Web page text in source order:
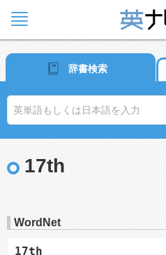
辞書検索
17th
WordNet
17th